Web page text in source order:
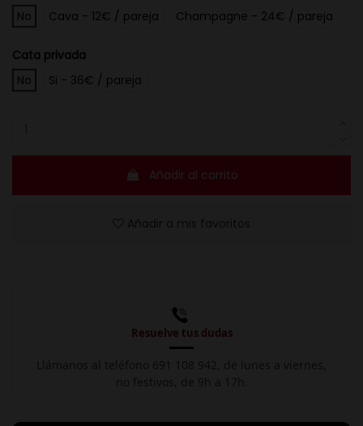
No
Cava - 12€ / pareja Champagne - 24€ / pareja
Cata privada
No
Si - 36€ / pareja
Añadir al carrito
Resuelve tus dudas